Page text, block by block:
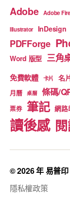
Adobe Adobe
Illustrator InDesign
PDFForge
Word 版型 三角
免費軟體 卡片 名
月曆 桌曆 條碼/
票券 筆記 網路
讀後感
© 2026 年易普
隱私權政策